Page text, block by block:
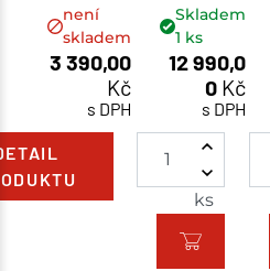
není
skladem
3 390,00
Kč
s DPH
Skladem
1 ks
12 990,0
0 Kč
s DPH
ks